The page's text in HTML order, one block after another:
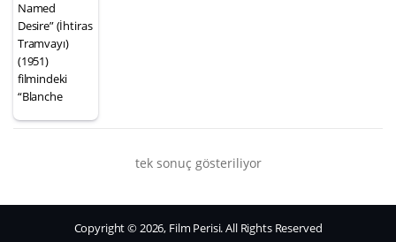
Named
Desire” (İhtiras
Tramvayı)
(1951)
filmindeki
“Blanche
tek sonuç gösteriliyor
Copyright © 2026, Film Perisi. All Rights Reserved